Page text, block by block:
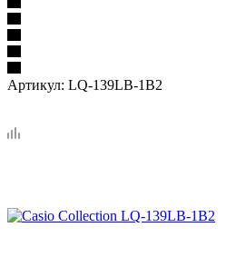
Артикул: LQ-139LB-1B2